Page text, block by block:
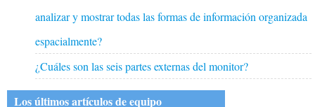
analizar y mostrar todas las formas de información organizada
espacialmente?
¿Cuáles son las seis partes externas del monitor?
Los últimos artículos de equipo